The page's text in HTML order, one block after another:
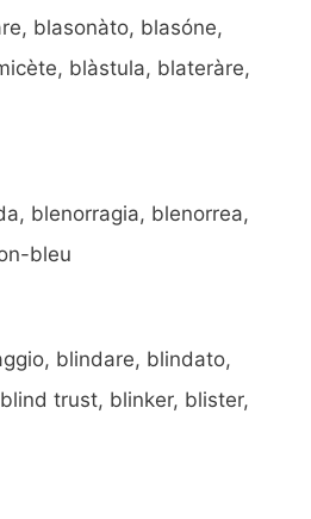
blasonàto, blasóne,
blàstula, blateràre,
blenorragia, blenorrea,
bleu
blindare, blindato,
trust, blinker, blister,